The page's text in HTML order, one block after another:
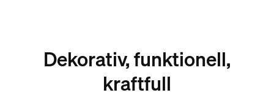
Dekorativ, funktionell,
kraftfull